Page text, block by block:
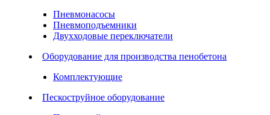
Пневмонасосы
Пневмоподъемники
Двухходовые переключатели
Оборудование для производства пенобетона
Комплектующие
Пескоструйное оборудование